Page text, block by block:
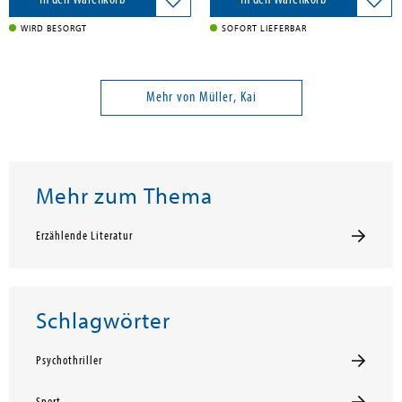
WIRD BESORGT SOFORT LIEFERBAR
Mehr von Müller, Kai
Mehr zum Thema
Erzählende Literatur
Schlagwörter
Psychothriller